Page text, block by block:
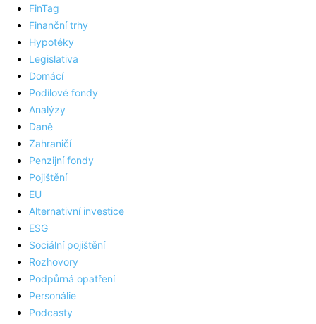
FinTag
Finanční trhy
Hypotéky
Legislativa
Domácí
Podílové fondy
Analýzy
Daně
Zahraničí
Penzijní fondy
Pojištění
EU
Alternativní investice
ESG
Sociální pojištění
Rozhovory
Podpůrná opatření
Personálie
Podcasty